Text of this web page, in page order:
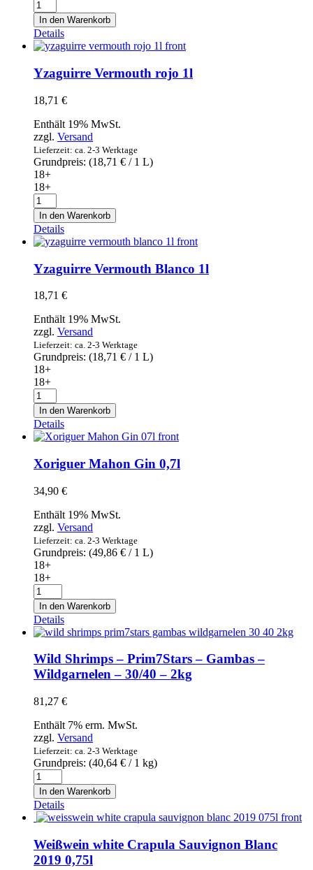
Yzaguirre
Vermouth
Rosado
Premium
1l
Menge
In den Warenkorb
Details
Yzaguirre Vermouth rojo 1l
18,71 €
Enthält 19% MwSt.
zzgl. Versand
Lieferzeit: ca. 2-3 Werktage
Grundpreis: (18,71 € / 1 L)
18+
18+
Yzaguirre
Vermouth
rojo
1l
Menge
In den Warenkorb
Details
Yzaguirre Vermouth Blanco 1l
18,71 €
Enthält 19% MwSt.
zzgl. Versand
Lieferzeit: ca. 2-3 Werktage
Grundpreis: (18,71 € / 1 L)
18+
18+
Yzaguirre
Vermouth
Blanco
1l
Menge
In den Warenkorb
Details
Xoriguer Mahon Gin 0,7l
34,90 €
Enthält 19% MwSt.
zzgl. Versand
Lieferzeit: ca. 2-3 Werktage
Grundpreis: (49,86 € / 1 L)
18+
18+
Xoriguer
Mahon
Gin
0,7l
Menge
In den Warenkorb
Details
Wild Shrimps – Prim7Stars – Gambas –
Wildgarnelen – 30/40 – 2kg
81,27 €
Enthält 7% erm. MwSt.
zzgl. Versand
Lieferzeit: ca. 2-3 Werktage
Grundpreis: (40,64 € / 1 kg)
Wild
Shrimps
-
Prim7Stars
-
Gambas
-
Wildgarnelen
In den Warenkorb
Details
Weißwein white Crapula Sauvignon Blanc
2019 0,75l